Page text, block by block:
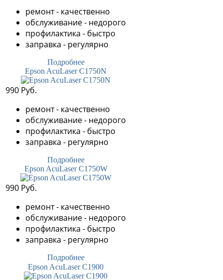
ремонт - качественно
обслуживание - недорого
профилактика - быстро
заправка - регулярно
Подробнее
Epson AcuLaser C1750N
990 Руб.
ремонт - качественно
обслуживание - недорого
профилактика - быстро
заправка - регулярно
Подробнее
Epson AcuLaser C1750W
990 Руб.
ремонт - качественно
обслуживание - недорого
профилактика - быстро
заправка - регулярно
Подробнее
Epson AcuLaser C1900